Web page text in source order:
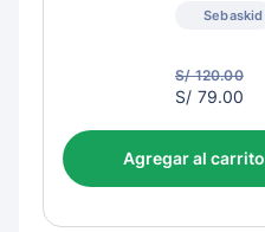
Sebaskid
S/ 120.00
S/
S/ 79.00
Agregar al carrito